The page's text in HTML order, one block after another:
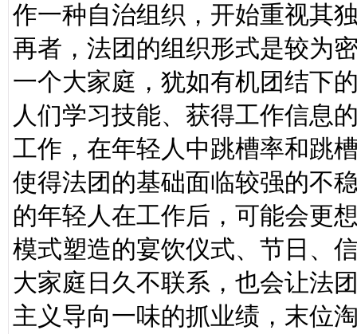
作一种自治组织，开始重视其
再者，法团的组织形式是较为
一个大家庭，犹如有机团结下
人们学习技能、获得工作信息
工作，在年轻人中跳槽率和跳
使得法团的基础面临较强的不
的年轻人在工作后，可能会更
模式塑造的宴饮仪式、节日、
大家庭日久不联系，也会让法
主义导向一味的抓业绩，末位